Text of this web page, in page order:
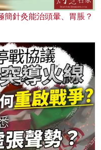
針灸能治頭暈、胃脹？